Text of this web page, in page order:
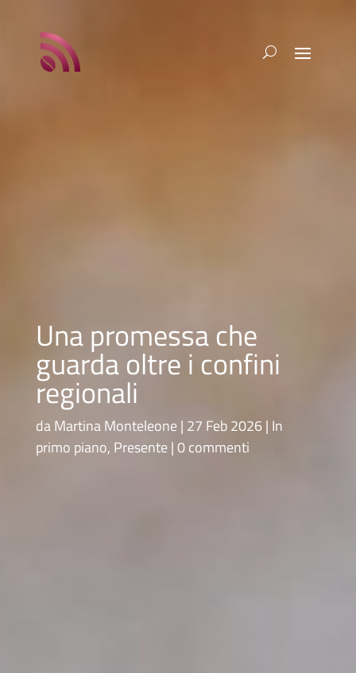
Una promessa che
guarda oltre i confini
regionali
daMartina Monteleone 27 Feb 2026 In
primo piano, Presente 0 commenti